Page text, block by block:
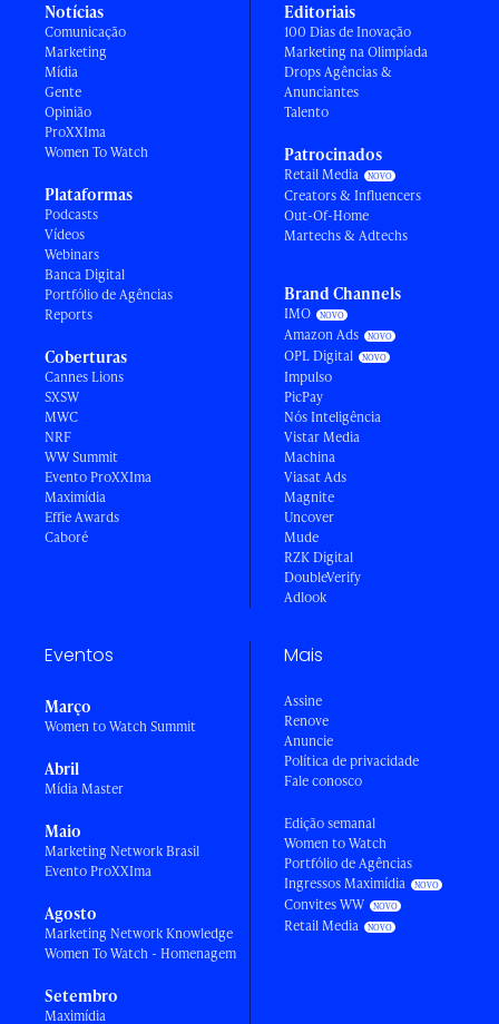
Notícias
Comunicação
Marketing
Mídia
Gente
Opinião
ProXXIma
Women To Watch
Plataformas
Podcasts
Vídeos
Webinars
Banca Digital
Portfólio de Agências
Reports
Coberturas
Cannes Lions
SXSW
MWC
NRF
WW Summit
Evento ProXXIma
Maximídia
Effie Awards
Caboré
Editoriais
100 Dias de Inovação
Marketing na Olimpíada
Drops Agências &
Anunciantes
Talento
Patrocinados
Retail Media
Creators & Influencers
Out-Of-Home
Martechs & Adtechs
Brand Channels
IMO
Amazon Ads
OPL Digital
Impulso
PicPay
Nós Inteligência
Vistar Media
Machina
Viasat Ads
Magnite
Uncover
Mude
RZK Digital
DoubleVerify
Adlook
Eventos
Março
Women to Watch Summit
Abril
Mídia Master
Maio
Marketing Network Brasil
Evento ProXXIma
Agosto
Marketing Network Knowledge
Women To Watch - Homenagem
Setembro
Maximídia
Mais
Assine
Renove
Anuncie
Política de privacidade
Fale conosco
Edição semanal
Women to Watch
Portfólio de Agências
Ingressos Maximídia
Convites WW
Retail Media